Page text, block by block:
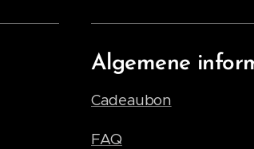
Algemene
Cadeaubon
FAQ